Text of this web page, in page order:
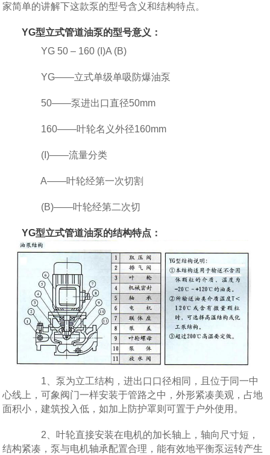
家简单的讲解下这款泵的型号含义和结构特点。
YG型立式管道油泵的型号意义：
YG 50 – 160 (I)A (B)
YG——立式单级单吸防爆油泵
50——泵进出口直径50mm
160——叶轮名义外径160mm
(I)——流量分类
A——叶轮经第一次切割
(B)——叶轮经第二次切
YG型立式管道油泵的结构特点：
1、泵为立工结构，进出口口径相同，且位于同一中
心线上，可象阀门一样安装于管路之中，外形紧凑美观，占地
面积小，建筑投入低，如加上防护罩则可置于户外使用。
2、叶轮直接安装在电机的加长轴上，轴向尺寸短，
结构紧凑，泵与电机轴承配置合理，能有效地平衡泵运转产生